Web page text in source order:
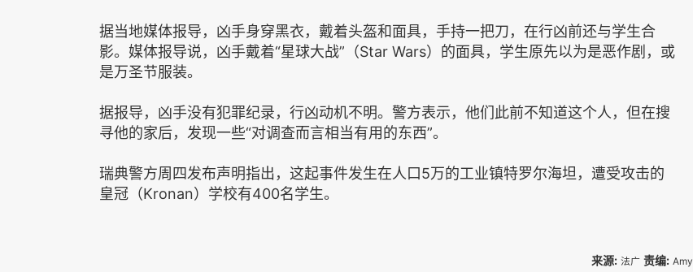
据当地媒体报导，凶手身穿黑衣，戴着头盔和面具，手持一把刀，在行凶前还与学生合
影。媒体报导说，凶手戴着“星球大战”（Star Wars）的面具，学生原先以为是恶作剧，或
是万圣节服装。
据报导，凶手没有犯罪纪录，行凶动机不明。警方表示，他们此前不知道这个人，但在搜
寻他的家后，发现一些“对调查而言相当有用的东西”。
瑞典警方周四发布声明指出，这起事件发生在人口5万的工业镇特罗尔海坦，遭受攻击的
皇冠（Kronan）学校有400名学生。
来源: 法广 责编: Amy